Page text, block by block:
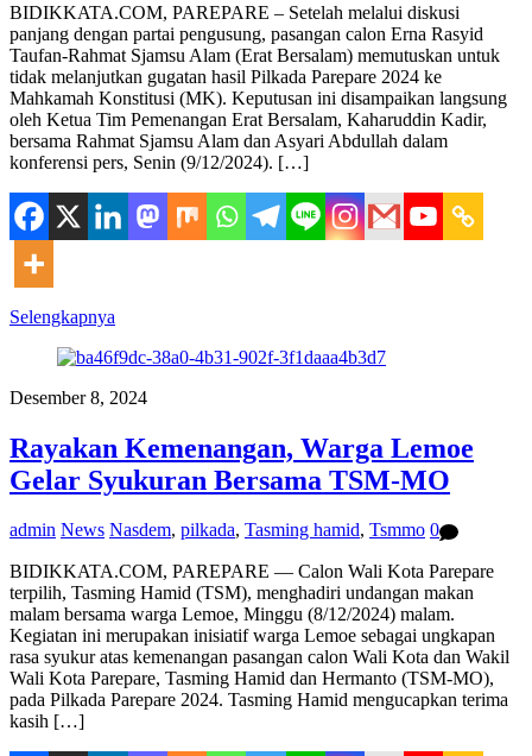
BIDIKKATA.COM, PAREPARE – Setelah melalui diskusi
panjang dengan partai pengusung, pasangan calon Erna Rasyid
Taufan-Rahmat Sjamsu Alam (Erat Bersalam) memutuskan untuk
tidak melanjutkan gugatan hasil Pilkada Parepare 2024 ke
Mahkamah Konstitusi (MK). Keputusan ini disampaikan langsung
oleh Ketua Tim Pemenangan Erat Bersalam, Kaharuddin Kadir,
bersama Rahmat Sjamsu Alam dan Asyari Abdullah dalam
konferensi pers, Senin (9/12/2024). […]
Selengkapnya
Desember 8, 2024
Rayakan Kemenangan, Warga Lemoe
Gelar Syukuran Bersama TSM-MO
admin News Nasdem, pilkada, Tasming hamid, Tsmmo 0
BIDIKKATA.COM, PAREPARE — Calon Wali Kota Parepare
terpilih, Tasming Hamid (TSM), menghadiri undangan makan
malam bersama warga Lemoe, Minggu (8/12/2024) malam.
Kegiatan ini merupakan inisiatif warga Lemoe sebagai ungkapan
rasa syukur atas kemenangan pasangan calon Wali Kota dan Wakil
Wali Kota Parepare, Tasming Hamid dan Hermanto (TSM-MO),
pada Pilkada Parepare 2024. Tasming Hamid mengucapkan terima
kasih […]